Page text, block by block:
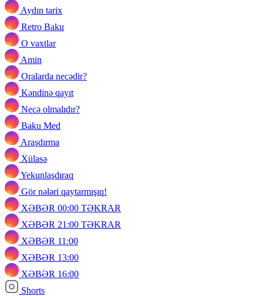
Aydın tarix
Retro Baku
O vaxtlar
Amin
Oralarda necədir?
Kəndinə qayıt
Necə olmalıdır?
Baku Med
Araşdırma
Xülasə
Yekunlaşdıraq
Gör nələri qaytarmışıq!
XƏBƏR 00:00 TƏKRAR
XƏBƏR 21:00 TƏKRAR
XƏBƏR 11:00
XƏBƏR 13:00
XƏBƏR 16:00
Shorts